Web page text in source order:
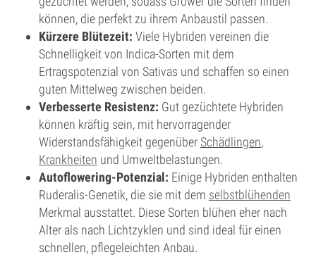
können, die perfekt zu ihrem Anbaustil passen.
Kürzere Blütezeit: Viele Hybriden vereinen die
Schnelligkeit von Indica-Sorten mit dem
Ertragspotenzial von Sativas und schaffen so einen
guten Mittelweg zwischen beiden.
Verbesserte Resistenz: Gut gezüchtete Hybriden
können kräftig sein, mit hervorragender
Widerstandsfähigkeit gegenüber Schädlingen,
Krankheiten und Umweltbelastungen.
Autoflowering-Potenzial: Einige Hybriden enthalten
Ruderalis-Genetik, die sie mit dem selbstblühenden
Merkmal ausstattet. Diese Sorten blühen eher nach
Alter als nach Lichtzyklen und sind ideal für einen
schnellen, pflegeleichten Anbau.